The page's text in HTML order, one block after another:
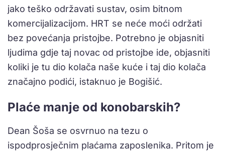
jako teško održavati sustav, osim bitnom
komercijalizacijom. HRT se neće moći održati
bez povećanja pristojbe. Potrebno je objasniti
ljudima gdje taj novac od pristojbe ide, objasniti
koliki je tu dio kolača naše kuće i taj dio kolača
značajno podići, istaknuo je Bogišić.
Plaće manje od konobarskih?
Dean Šoša se osvrnuo na tezu o
ispodprosječnim plaćama zaposlenika. Pritom je